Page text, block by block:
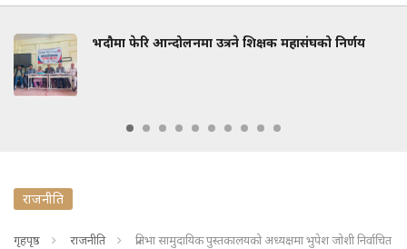
भदौमा फेरि आन्दोलनमा उत्रने शिक्षक महासंघको निर्णय
राजनीति
गृहपृष्ठ राजनीति प्रतिभा सामुदायिक पुस्तकालयको अध्यक्षमा भुपेश जोशी निर्वाचित